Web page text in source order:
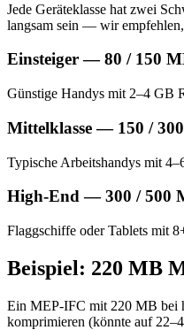
Jede Geräteklasse hat zwei
langsam sein — wir
Einsteiger — 80 / 150
Günstige Handys mit 2–4 GB
Mittelklasse — 150 /
Typische Arbeitshandys mit
High-End — 300 / 500
Flaggschiffe oder Tablets mit
Beispiel: 220 MB
Ein MEP-IFC mit 220 MB bei
komprimieren (könnte auf